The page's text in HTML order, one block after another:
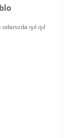
ışıl ışıl